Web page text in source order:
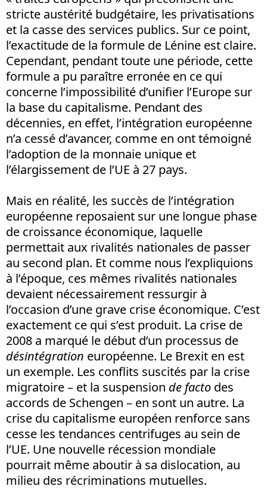
stricte austérité budgétaire, les privatisations
et la casse des services publics. Sur ce point,
l’exactitude de la formule de Lénine est claire.
Cependant, pendant toute une période, cette
formule a pu paraître erronée en ce qui
concerne l’impossibilité d’unifier l’Europe sur
la base du capitalisme. Pendant des
décennies, en effet, l’intégration européenne
n’a cessé d’avancer, comme en ont témoigné
l’adoption de la monnaie unique et
l’élargissement de l’UE à 27 pays.
Mais en réalité, les succès de l’intégration
européenne reposaient sur une longue phase
de croissance économique, laquelle
permettait aux rivalités nationales de passer
au second plan. Et comme nous l’expliquions
à l’époque, ces mêmes rivalités nationales
devaient nécessairement ressurgir à
l’occasion d’une grave crise économique. C’est
exactement ce qui s’est produit. La crise de
2008 a marqué le début d’un processus de
désintégration européenne. Le Brexit en est
un exemple. Les conflits suscités par la crise
migratoire – et la suspension de facto des
accords de Schengen – en sont un autre. La
crise du capitalisme européen renforce sans
cesse les tendances centrifuges au sein de
l’UE. Une nouvelle récession mondiale
pourrait même aboutir à sa dislocation, au
milieu des récriminations mutuelles.